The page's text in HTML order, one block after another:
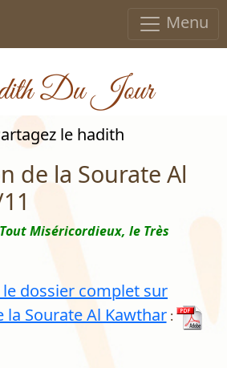
Menu
Du Jour
le hadith
de la Sourate Al
Miséricordieux, le Très
dossier complet sur
la Sourate Al Kawthar: